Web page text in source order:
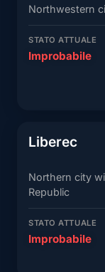
Northwestern
STATO ATTUALE
Improbabile
Liberec
Northern city
Republic
STATO ATTUALE
Improbabile